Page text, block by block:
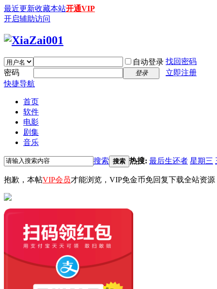
最近更新收藏本站开通VIP
开启辅助访问
自动登录 找回密码
密码
登录
立即注册
快捷导航
首页
软件
电影
剧集
音乐
搜索 搜索 热搜: 最后生还者 星期三
抱歉，本帖VIP会员才能浏览，VIP免金币免回复下载全站资源